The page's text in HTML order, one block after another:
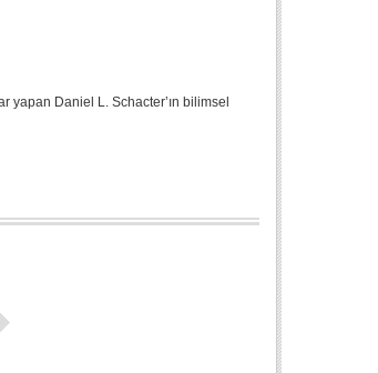
yapan Daniel L. Schacter’ın bilimsel